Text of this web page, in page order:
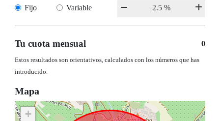
Fijo Variable
Tu cuota mensual 0
Estos resultados son orientativos, calculados con los números que has
introducido.
Mapa
+